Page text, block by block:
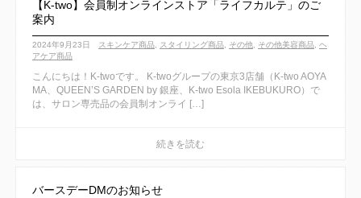
【K-two】会員制オンラインストア「ライフカルテ」のご
案内
2024年9月23日 スキンケア商品, スタイリング商品, その他, その他美容商品, ヘ
アケア商品
こんにちは！K-twoです。 K-twoグループの東京3店舗（K-two AOYA
MA、QUEEN’S GARDEN by 銀座、K-two Esola IKEBUKURO）で
は、サロン専売品の会員制オンライ […]
バースデーDMのお知らせ